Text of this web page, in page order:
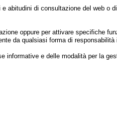
di consultazione del web
oppure per attivare specifiche
da qualsiasi forma di
informative e delle modalità per la